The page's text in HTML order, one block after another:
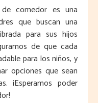
comedor es una
que buscan una
para sus hijos
de que cada
para los niños, y
opciones que sean
¡Esperamos poder